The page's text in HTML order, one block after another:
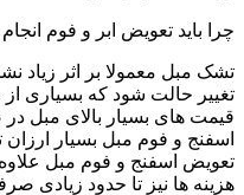
چرا باید تعویض ابر و فوم
تشک مبل معمولا بر اثر زیاد
تغییر حالت شود که بسیاری از
قیمت های بسیار بالای مبل
اسفنج و فوم مبل بسیار ارزان
تعویض اسفنج و فوم مبل
هزینه ها نیز تا حدود زیادی